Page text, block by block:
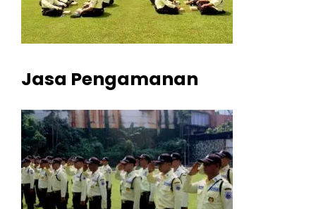
Jasa Pengamanan